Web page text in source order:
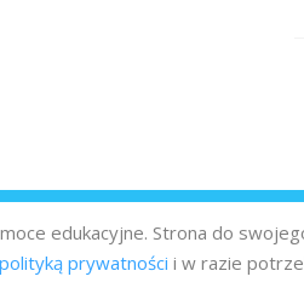
edukacyjne. Strona do
polityką prywatności i w razie